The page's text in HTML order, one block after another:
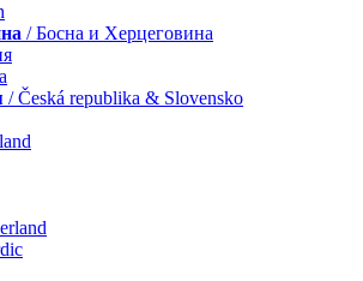
/ Босна и Херцеговина
/ Česká republika & Slovensko